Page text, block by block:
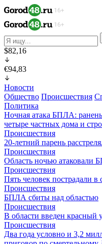
$82,16
€94,83
Новости
Общество Происшествия
Политика
Ночная атака БПЛА:
четыре частных дома и
Происшествия
20-летний парень
Происшествия
Область ночью атаковали
Происшествия
Пять человек пострадали
Происшествия
БПЛА сбиты над областью
Происшествия
В области введен красный
Происшествия
Два года условно и 3,2